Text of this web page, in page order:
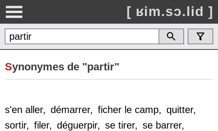
[ ʁim.sɔ.lid ]
Synonymes de "partir"
s'en aller, démarrer, ficher le camp, quitter,
sortir, filer, déguerpir, se tirer, se barrer,